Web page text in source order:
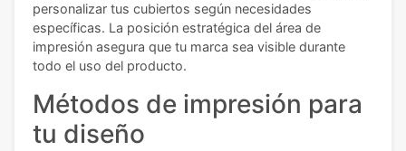
personalizar tus cubiertos según necesidades
específicas. La posición estratégica del área de
impresión asegura que tu marca sea visible durante
todo el uso del producto.
Métodos de impresión para
tu diseño